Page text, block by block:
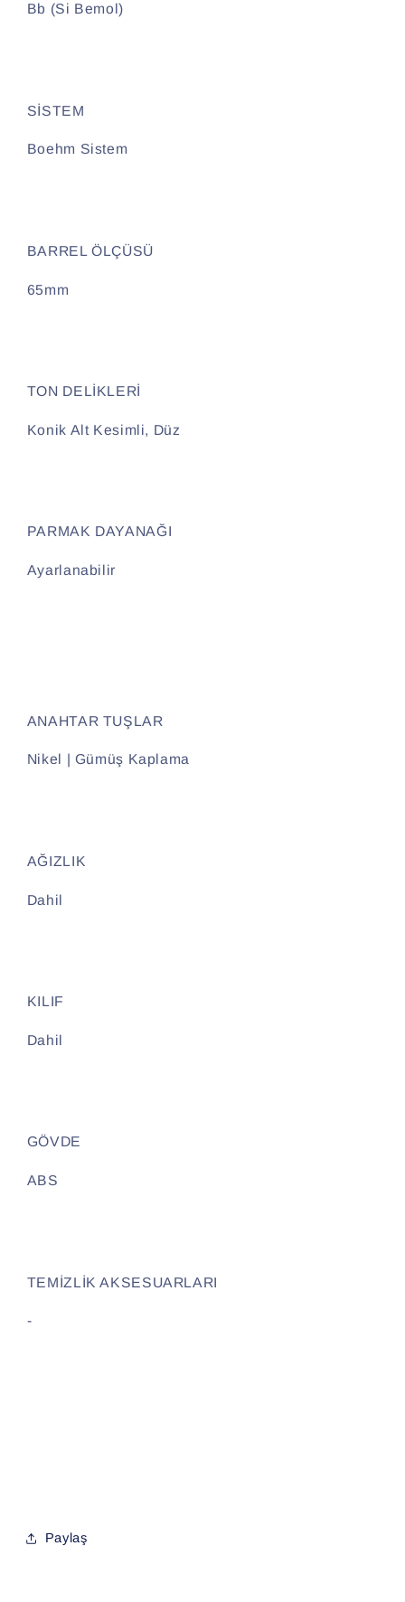
Bb (Si Bemol)
SİSTEM
Boehm Sistem
BARREL ÖLÇÜSÜ
65mm
TON DELİKLERİ
Konik Alt Kesimli, Düz
PARMAK DAYANAĞI
Ayarlanabilir
ANAHTAR TUŞLAR
Nikel | Gümüş Kaplama
AĞIZLIK
Dahil
KILIF
Dahil
GÖVDE
ABS
TEMİZLİK AKSESUARLARI
-
Paylaş